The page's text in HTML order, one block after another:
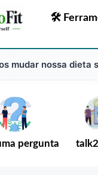
🛠
mudar nossa dieta
pergunta